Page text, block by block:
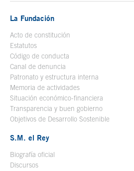
La Fundación
Acto de constitución
Estatutos
Código de conducta
Canal de denuncia
Patronato y estructura interna
Memoria de actividades
Situación económico-financiera
Transparencia y buen gobierno
Objetivos de Desarrollo Sostenible
S.M. el Rey
Biografía oficial
Discursos